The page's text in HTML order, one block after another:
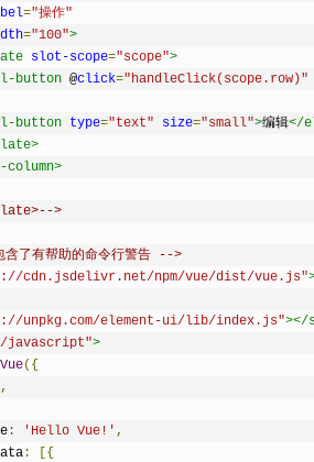
="操作"
="100">
slot-scope="scope">
button @click="handleClick(scope.row)"
button type="text" size="small">编辑</
>
了有帮助的命令行警告 -->
cdn.jsdelivr.net/npm/vue/dist/vue.js"
unpkg.com/element-ui/lib/index.js"></
javascript">
Vue({
,
: 'Hello Vue!' ,
:
[{